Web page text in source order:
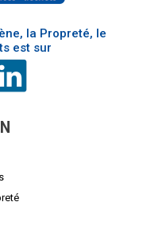
la Propreté, le
est sur